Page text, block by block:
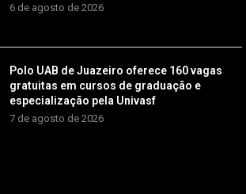
6 de agosto de 2026
Polo UAB de Juazeiro oferece 160 vagas
gratuitas em cursos de graduação e
especialização pela Univasf
7 de agosto de 2026